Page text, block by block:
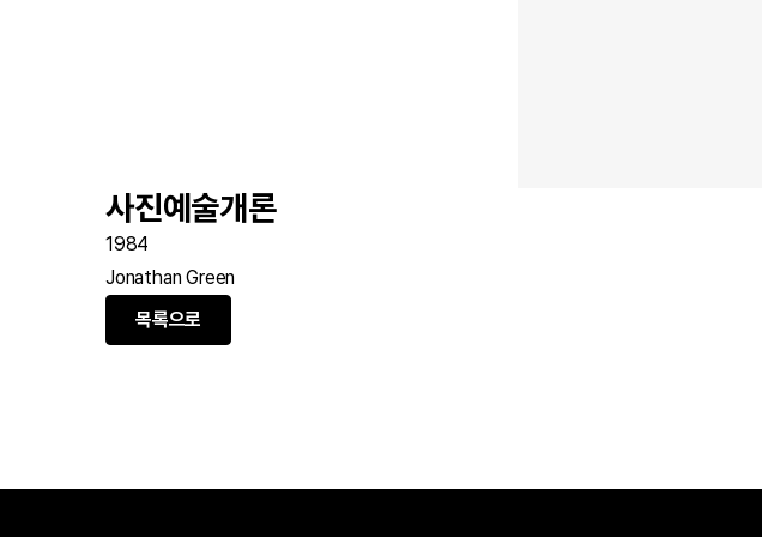
사진예술개론
1984
Jonathan Green
목록으로